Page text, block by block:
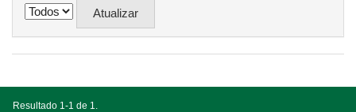
Resultado 1-1 de 1.